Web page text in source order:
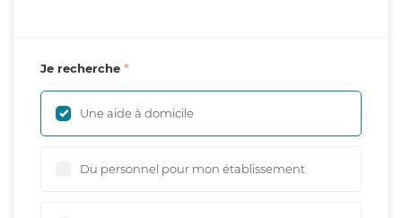
Je recherche
Une aide à domicile
Du personnel pour mon établissement